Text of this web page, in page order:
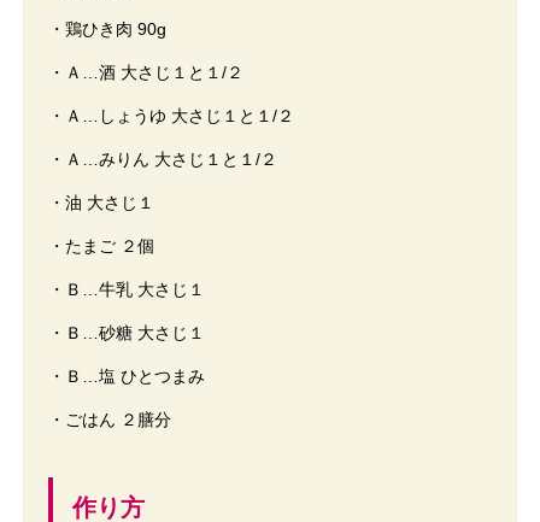
・鶏ひき肉 90g
・Ａ…酒 大さじ１と１/２
・Ａ…しょうゆ 大さじ１と１/２
・Ａ…みりん 大さじ１と１/２
・油 大さじ１
・たまご ２個
・Ｂ…牛乳 大さじ１
・Ｂ…砂糖 大さじ１
・Ｂ…塩 ひとつまみ
・ごはん ２膳分
作り方